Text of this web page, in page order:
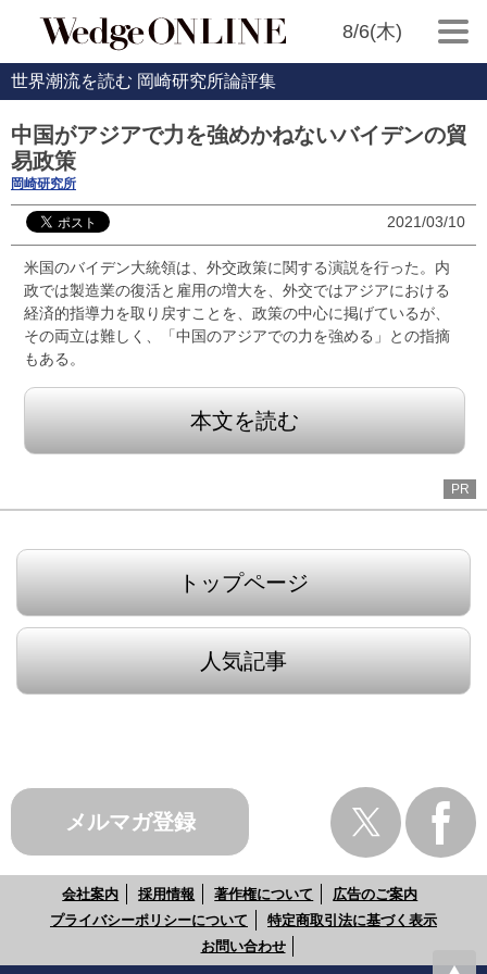
8/6(木)
世界潮流を読む 岡崎研究所論評集
中国がアジアで力を強めかねないバイデンの貿
易政策
岡崎研究所
2021/03/10
米国のバイデン大統領は、外交政策に関する演説を行った。内
政では製造業の復活と雇用の増大を、外交ではアジアにおける
経済的指導力を取り戻すことを、政策の中心に掲げているが、
その両立は難しく、「中国のアジアでの力を強める」との指摘
もある。
本文を読む
PR
トップページ
人気記事
メルマガ登録
会社案内 採用情報 著作権について
広告のご案内
プライバシーポリシーについて
特定商取引法に基づく表示
お問い合わせ